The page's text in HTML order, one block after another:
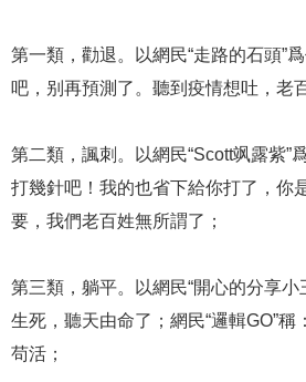
第一類，勸退。以網民“走路的石頭”
吧，别再預測了。聽到疫情想吐，老
第二類，諷刺。以網民“Scott飒露紫”
打幾針吧！我的也省下給你打了，你
要，我們老百姓無所謂了；
第三類，躺平。以網民“開心的分享小
生死，聽天由命了；網民“邏輯GO”
苟活；